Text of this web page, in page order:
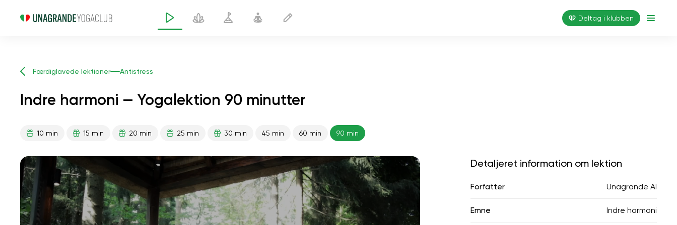
Deltag i klubben
Færdiglavede lektioner Antistress
Indre harmoni — Yogalektion 90 minutter
10 min 15 min 20 min 25 min 30 min 45 min 60 min 90 min
sjælens flugt 01:44
indre fred
Detaljeret information om lektion
Forfatter Unagrande AI
Emne Indre harmoni